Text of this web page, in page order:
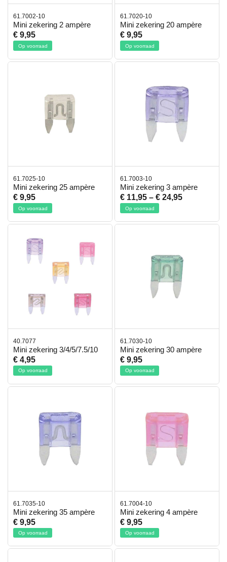
61.7002-10
Mini zekering 2 ampère
€ 9,95
Op voorraad
61.7020-10
Mini zekering 20 ampère
€ 9,95
Op voorraad
61.7025-10
Mini zekering 25 ampère
€ 9,95
Op voorraad
61.7003-10
Mini zekering 3 ampère
€ 11,95 – € 24,95
Op voorraad
40.7077
Mini zekering 3/4/5/7.5/10
€ 4,95
Op voorraad
61.7030-10
Mini zekering 30 ampère
€ 9,95
Op voorraad
61.7035-10
Mini zekering 35 ampère
€ 9,95
Op voorraad
61.7004-10
Mini zekering 4 ampère
€ 9,95
Op voorraad